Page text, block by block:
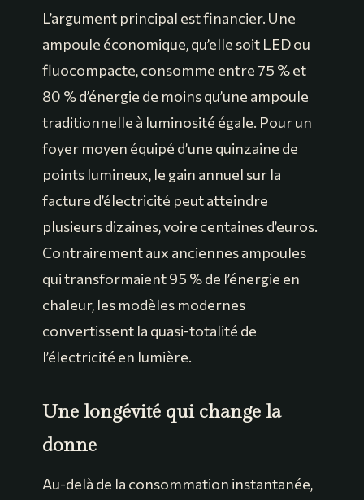
L’argument principal est financier. Une
ampoule économique, qu’elle soit LED ou
fluocompacte, consomme entre 75 % et
80 % d’énergie de moins qu’une ampoule
traditionnelle à luminosité égale. Pour un
foyer moyen équipé d’une quinzaine de
points lumineux, le gain annuel sur la
facture d’électricité peut atteindre
plusieurs dizaines, voire centaines d’euros.
Contrairement aux anciennes ampoules
qui transformaient 95 % de l’énergie en
chaleur, les modèles modernes
convertissent la quasi-totalité de
l’électricité en lumière.
Une longévité qui change la
donne
Au-delà de la consommation instantanée,